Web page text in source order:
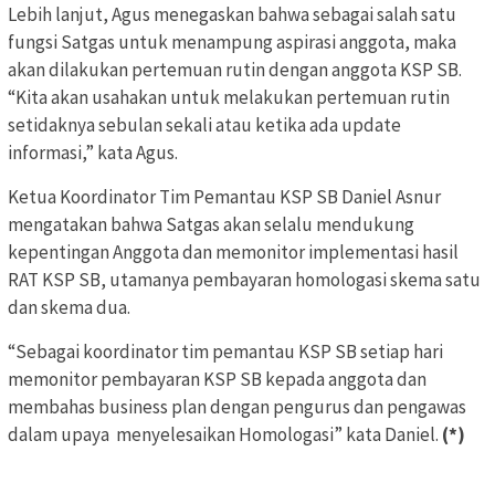
Lebih lanjut, Agus menegaskan bahwa sebagai salah satu
fungsi Satgas untuk menampung aspirasi anggota, maka
akan dilakukan pertemuan rutin dengan anggota KSP SB.
“Kita akan usahakan untuk melakukan pertemuan rutin
setidaknya sebulan sekali atau ketika ada update
informasi,” kata Agus.
Ketua Koordinator Tim Pemantau KSP SB Daniel Asnur
mengatakan bahwa Satgas akan selalu mendukung
kepentingan Anggota dan memonitor implementasi hasil
RAT KSP SB, utamanya pembayaran homologasi skema satu
dan skema dua.
“Sebagai koordinator tim pemantau KSP SB setiap hari
memonitor pembayaran KSP SB kepada anggota dan
membahas business plan dengan pengurus dan pengawas
dalam upaya menyelesaikan Homologasi” kata Daniel. (*)